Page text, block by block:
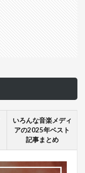
いろんな音楽メディ
アの2025年ベスト
記事まとめ